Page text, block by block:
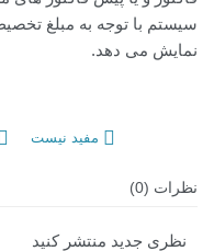
سیستم با توجه به مبلغ
نمایش می دهد.
مفید نیست
نظرات (0)
نظری جدید منتشر کنید